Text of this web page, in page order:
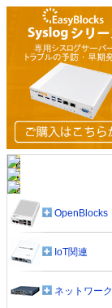
OpenBlocks
IoT関連
ネットワーク